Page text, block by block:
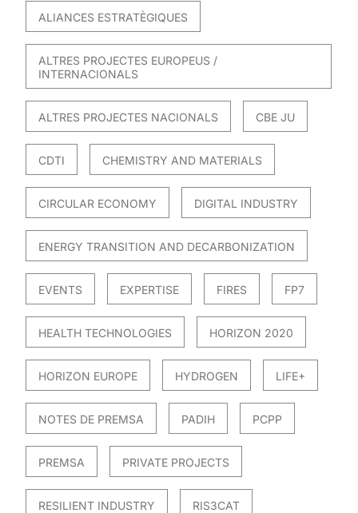
ALIANCES ESTRATÈGIQUES
ALTRES PROJECTES EUROPEUS /
INTERNACIONALS
ALTRES PROJECTES NACIONALS CBE JU
CDTI CHEMISTRY AND MATERIALS
CIRCULAR ECONOMY DIGITAL INDUSTRY
ENERGY TRANSITION AND DECARBONIZATION
EVENTS EXPERTISE FIRES FP7
HEALTH TECHNOLOGIES HORIZON 2020
HORIZON EUROPE HYDROGEN LIFE+
NOTES DE PREMSA PADIH PCPP
PREMSA PRIVATE PROJECTS
RESILIENT INDUSTRY RIS3CAT